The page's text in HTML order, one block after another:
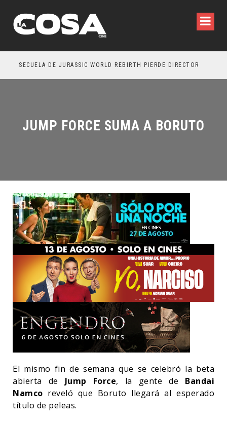
SECUELA DE JURASSIC WORLD REBIRTH PIERDE DIRECTOR
JUMP FORCE SUMA A BORUTO
El mismo fin de semana que se celebró la beta
abierta de Jump Force, la gente de Bandai
Namco reveló que Boruto llegará al esperado
título de peleas.